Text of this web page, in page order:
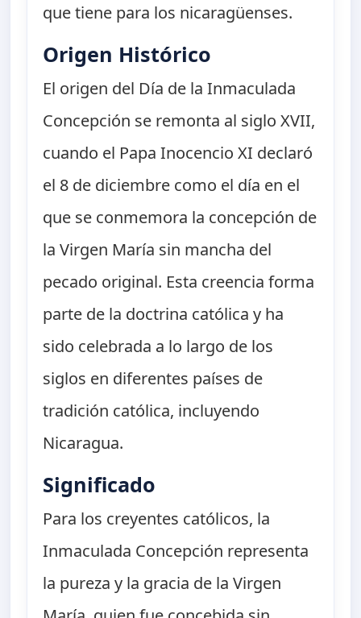
que tiene para los nicaragüenses.
Origen Histórico
El origen del Día de la Inmaculada
Concepción se remonta al siglo XVII,
cuando el Papa Inocencio XI declaró
el 8 de diciembre como el día en el
que se conmemora la concepción de
la Virgen María sin mancha del
pecado original. Esta creencia forma
parte de la doctrina católica y ha
sido celebrada a lo largo de los
siglos en diferentes países de
tradición católica, incluyendo
Nicaragua.
Significado
Para los creyentes católicos, la
Inmaculada Concepción representa
la pureza y la gracia de la Virgen